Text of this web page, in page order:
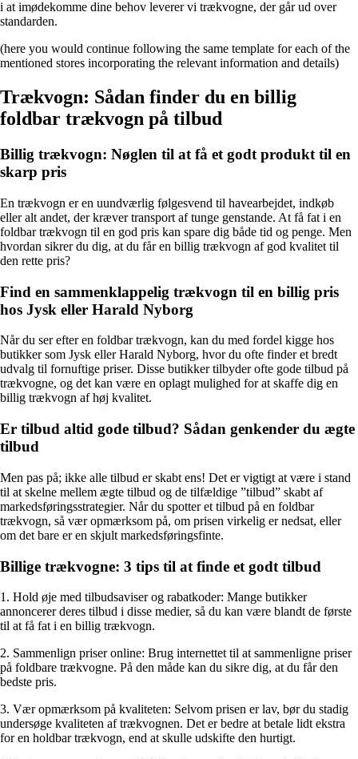
i at imødekomme dine behov leverer vi trækvogne, der går ud over
standarden.
(here you would continue following the same template for each of the
mentioned stores incorporating the relevant information and details)
Trækvogn: Sådan finder du en billig
foldbar trækvogn på tilbud
Billig trækvogn: Nøglen til at få et godt produkt til en
skarp pris
En trækvogn er en uundværlig følgesvend til havearbejdet, indkøb
eller alt andet, der kræver transport af tunge genstande. At få fat i en
foldbar trækvogn til en god pris kan spare dig både tid og penge. Men
hvordan sikrer du dig, at du får en billig trækvogn af god kvalitet til
den rette pris?
Find en sammenklappelig trækvogn til en billig pris
hos Jysk eller Harald Nyborg
Når du ser efter en foldbar trækvogn, kan du med fordel kigge hos
butikker som Jysk eller Harald Nyborg, hvor du ofte finder et bredt
udvalg til fornuftige priser. Disse butikker tilbyder ofte gode tilbud på
trækvogne, og det kan være en oplagt mulighed for at skaffe dig en
billig trækvogn af høj kvalitet.
Er tilbud altid gode tilbud? Sådan genkender du ægte
tilbud
Men pas på; ikke alle tilbud er skabt ens! Det er vigtigt at være i stand
til at skelne mellem ægte tilbud og de tilfældige ”tilbud” skabt af
markedsføringsstrategier. Når du spotter et tilbud på en foldbar
trækvogn, så vær opmærksom på, om prisen virkelig er nedsat, eller
om det bare er en skjult markedsføringsfinte.
Billige trækvogne: 3 tips til at finde et godt tilbud
1. Hold øje med tilbudsaviser og rabatkoder: Mange butikker
annoncerer deres tilbud i disse medier, så du kan være blandt de første
til at få fat i en billig trækvogn.
2. Sammenlign priser online: Brug internettet til at sammenligne priser
på foldbare trækvogne. På den måde kan du sikre dig, at du får den
bedste pris.
3. Vær opmærksom på kvaliteten: Selvom prisen er lav, bør du stadig
undersøge kvaliteten af trækvognen. Det er bedre at betale lidt ekstra
for en holdbar trækvogn, end at skulle udskifte den hurtigt.